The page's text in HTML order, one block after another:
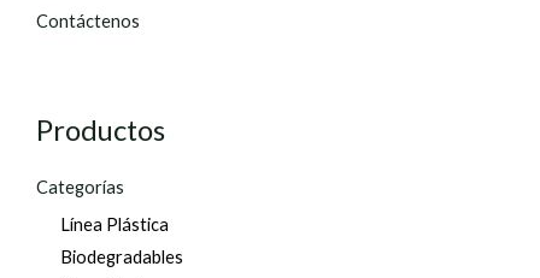
Contáctenos
Productos
Categorías
Línea Plástica
Biodegradables